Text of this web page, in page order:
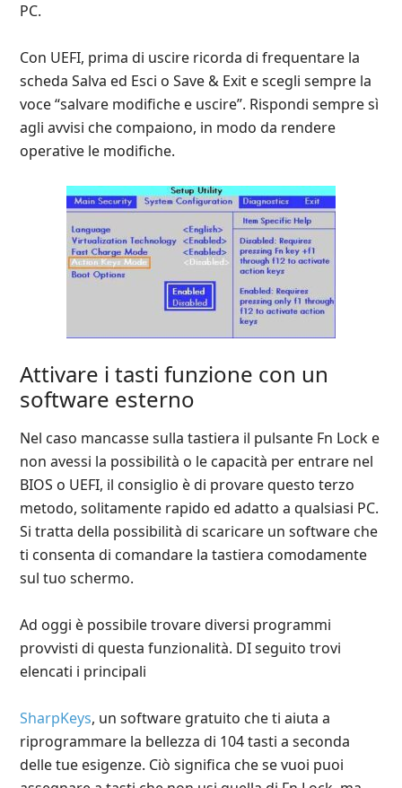
PC.
Con UEFI, prima di uscire ricorda di frequentare la
scheda Salva ed Esci o Save & Exit e scegli sempre la
voce “salvare modifiche e uscire”. Rispondi sempre sì
agli avvisi che compaiono, in modo da rendere
operative le modifiche.
Attivare i tasti funzione con un
software esterno
Nel caso mancasse sulla tastiera il pulsante Fn Lock e
non avessi la possibilità o le capacità per entrare nel
BIOS o UEFI, il consiglio è di provare questo terzo
metodo, solitamente rapido ed adatto a qualsiasi PC.
Si tratta della possibilità di scaricare un software che
ti consenta di comandare la tastiera comodamente
sul tuo schermo.
Ad oggi è possibile trovare diversi programmi
provvisti di questa funzionalità. DI seguito trovi
elencati i principali
SharpKeys, un software gratuito che ti aiuta a
riprogrammare la bellezza di 104 tasti a seconda
delle tue esigenze. Ciò significa che se vuoi puoi